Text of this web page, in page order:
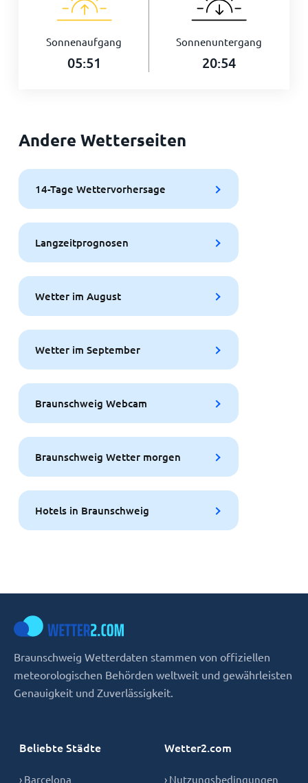
Sonnenaufgang
05:51
Sonnenuntergang
20:54
Andere Wetterseiten
14-Tage Wettervorhersage
Langzeitprognosen
Wetter im August
Wetter im September
Braunschweig Webcam
Braunschweig Wetter morgen
Hotels in Braunschweig
Braunschweig Wetterdaten stammen von offiziellen
meteorologischen Behörden weltweit und gewährleisten
Genauigkeit und Zuverlässigkeit.
Beliebte Städte
› Barcelona
Wetter2.com
› Nutzungsbedingungen